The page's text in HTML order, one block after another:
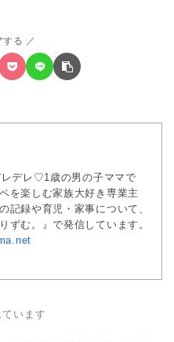
する
デレ♡1歳の男の子ママで
を楽しむ家族大好き専業主
記録や育児・家事について、
ずむ。』で発信しています。
います